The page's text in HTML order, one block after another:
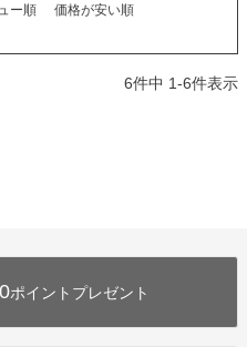
ー順
価格が安い順
6件中 1-6件表示
ポイントプレゼント